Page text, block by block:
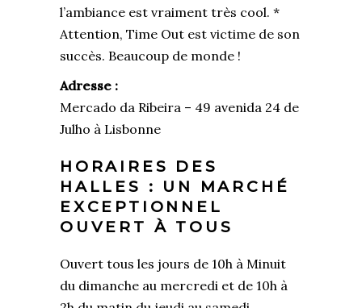
l’ambiance est vraiment très cool. *
Attention, Time Out est victime de son
succès. Beaucoup de monde !
Adresse :
Mercado da Ribeira – 49 avenida 24 de
Julho à Lisbonne
HORAIRES DES
HALLES : UN MARCHÉ
EXCEPTIONNEL
OUVERT À TOUS
Ouvert tous les jours de 10h à Minuit
du dimanche au mercredi et de 10h à